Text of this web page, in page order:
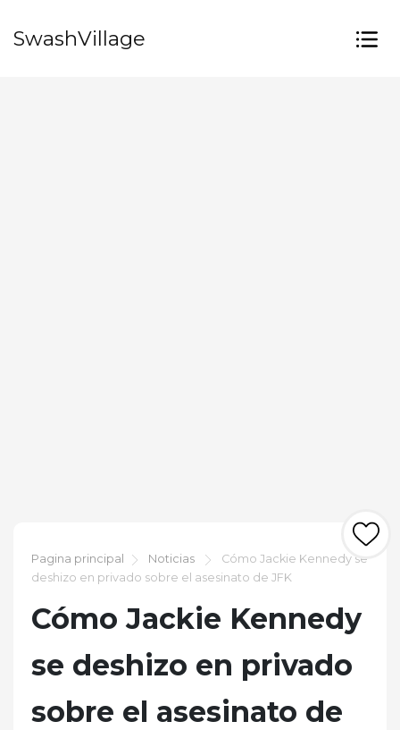
SwashVillage
Pagina principal Noticias
Cómo Jackie Kennedy se
deshizo en privado sobre el asesinato de JFK
Cómo Jackie Kennedy
se deshizo en privado
sobre el asesinato de